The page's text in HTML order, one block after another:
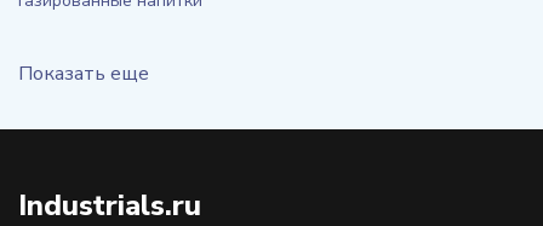
Показать еще
Industrials.ru